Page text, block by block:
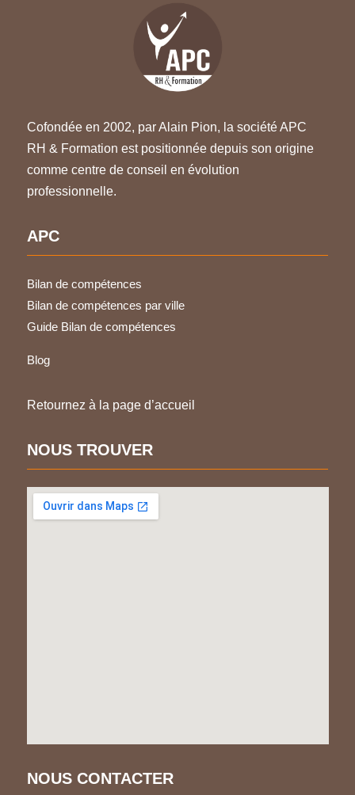
Cofondée en 2002, par Alain Pion, la société APC
RH & Formation est positionnée depuis son origine
comme centre de conseil en évolution
professionnelle.
APC
Bilan de compétences
Bilan de compétences par ville
Guide Bilan de compétences
Blog
Retournez à la page d’accueil
NOUS TROUVER
NOUS CONTACTER